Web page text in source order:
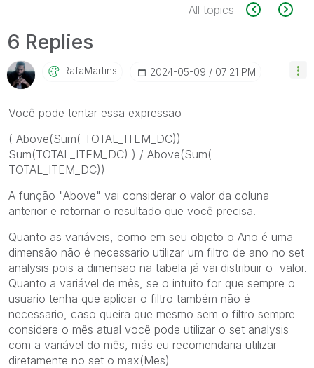
All topics
6 Replies
RafaMartins ‎2024-05-09 07:21 PM
Você pode tentar essa expressão
( Above(Sum( TOTAL_ITEM_DC)) -
Sum(TOTAL_ITEM_DC) ) / Above(Sum(
TOTAL_ITEM_DC))
A função "Above" vai considerar o valor da coluna
anterior e retornar o resultado que você precisa.
Quanto as variáveis, como em seu objeto o Ano é uma
dimensão não é necessario utilizar um filtro de ano no set
analysis pois a dimensão na tabela já vai distribuir o valor.
Quanto a variável de mês, se o intuito for que sempre o
usuario tenha que aplicar o filtro também não é
necessario, caso queira que mesmo sem o filtro sempre
considere o mês atual você pode utilizar o set analysis
com a variável do mês, más eu recomendaria utilizar
diretamente no set o max(Mes)